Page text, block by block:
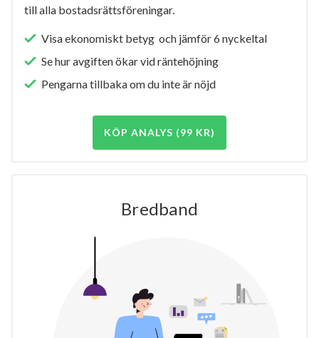
till alla bostadsrättsföreningar.
Visa ekonomiskt betyg och jämför 6 nyckeltal
Se hur avgiften ökar vid räntehöjning
Pengarna tillbaka om du inte är nöjd
KÖP ANALYS (99 KR)
Bredband